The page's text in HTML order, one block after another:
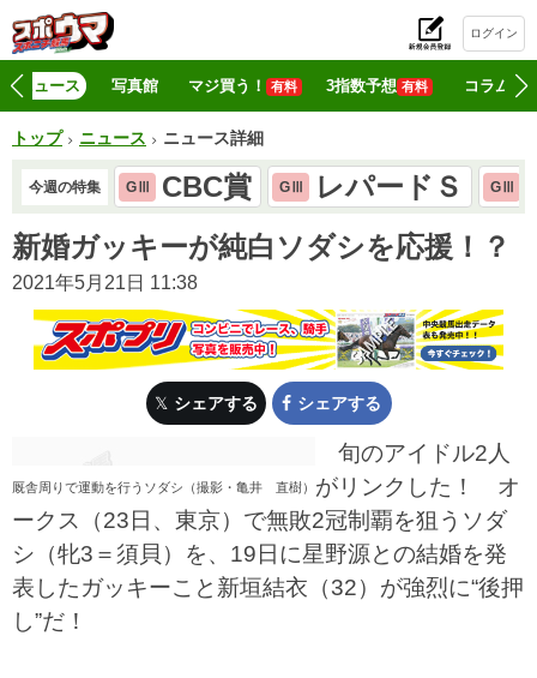
ログイン
ニュース 写真館 マジ買う！ 有料 3指数予想 有料 コラム
トップ ニュース ニュース詳細
今週の特集 GⅢ CBC賞 GⅢ レパードＳ GⅢ
新婚ガッキーが純白ソダシを応援！？
2021年5月21日 11:38
シェアする シェアする
厩舎周りで運動を行うソダシ（撮影・亀井 直樹）
旬のアイドル2人
がリンクした！ オ
ークス（23日、東京）で無敗2冠制覇を狙うソダ
シ（牝3＝須貝）を、19日に星野源との結婚を発
表したガッキーこと新垣結衣（32）が強烈に“後押
し”だ！